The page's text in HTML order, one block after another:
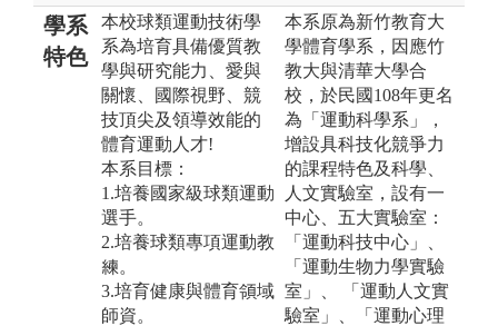
學系
特色
本校球類運動技術學
系為培育具備優質教
學與研究能力、愛與
關懷、國際視野、競
技頂尖及領導效能的
體育運動人才!
本系目標：
1.培養國家級球類運動
選手。
2.培養球類專項運動教
練。
3.培育健康與體育領域
師資。
本系原為新竹教育大
學體育學系，因應竹
教大與清華大學合
校，於民國108年更名
為「運動科學系」，
增設具科技化競爭力
的課程特色及科學、
人文實驗室，設有一
中心、五大實驗室：
「運動科技中心」、
「運動生物力學實驗
室」、 「運動人文實
驗室」、「運動心理